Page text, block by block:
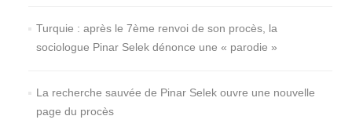
Turquie : après le 7ème renvoi de son procès, la
sociologue Pinar Selek dénonce une « parodie »
La recherche sauvée de Pinar Selek ouvre une nouvelle
page du procès